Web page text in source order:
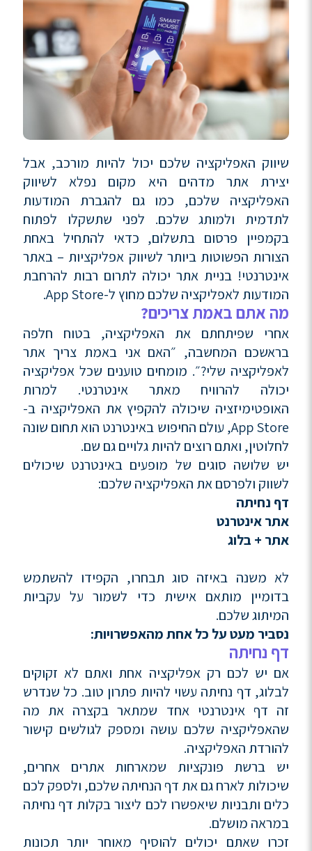
שיווק האפליקציה שלכם יכול להיות מורכב, אבל
יצירת אתר מדהים היא מקום נפלא לשיווק
האפליקציה שלכם, כמו גם להגברת המודעות
לתדמית ולמותג שלכם. לפני שתשקלו לפתוח
בקמפיין פרסום בתשלום, כדאי להתחיל באחת
הצורות הפשוטות ביותר לשיווק אפליקציות – באתר
אינטרנטי! בניית אתר יכולה לתרום רבות להרחבת
המודעות לאפליקציה שלכם מחוץ ל-App Store.
מה אתם באמת צריכים?
אחרי שפיתחתם את האפליקציה, בטוח חלפה
בראשכם המחשבה, ״האם אני באמת צריך אתר
לאפליקציה שלי?״. מומחים טוענים שכל אפליקציה
יכולה להרוויח מאתר אינטרנטי. למרות
האופטימיזציה שיכולה להקפיץ את האפליקציה ב-
App Store, עולם החיפוש באינטרנט הוא תחום שונה
לחלוטין, ואתם רוצים להיות גלויים גם שם.
יש שלושה סוגים של מופעים באינטרנט שיכולים
לשווק ולפרסם את האפליקציה שלכם:
דף נחיתה
אתר אינטרנט
אתר + בלוג
לא משנה באיזה סוג תבחרו, הקפידו להשתמש
בדומיין מותאם אישית כדי לשמור על עקביות
המיתוג שלכם.
נסביר מעט על כל אחת מהאפשרויות:
דף נחיתה
אם יש לכם רק אפליקציה אחת ואתם לא זקוקים
לבלוג, דף נחיתה עשוי להיות פתרון טוב. כל שנדרש
זה דף אינטרנטי אחד שמתאר בקצרה את מה
שהאפליקציה שלכם עושה ומספק לגולשים קישור
להורדת האפליקציה.
יש ברשת פונקציות שמארחות אתרים אחרים,
שיכולות לארח גם את דף הנחיתה שלכם, ולספק לכם
כלים ותבניות שיאפשרו לכם ליצור בקלות דף נחיתה
במראה מושלם.
זכרו שאתם יכולים להוסיף מאוחר יותר תכונות